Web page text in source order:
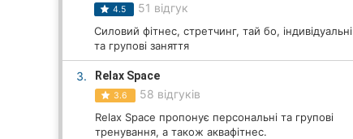
Приватні клініки
Ресторани
Всі рубрики
4.5 51 відгук
Силовий фітнес, стретчинг, тай бо, індивідуальні
та групові заняття
3. Relax Space
3.6 58 відгуків
Relax Space пропонує персональні та групові
тренування, а також аквафітнес.